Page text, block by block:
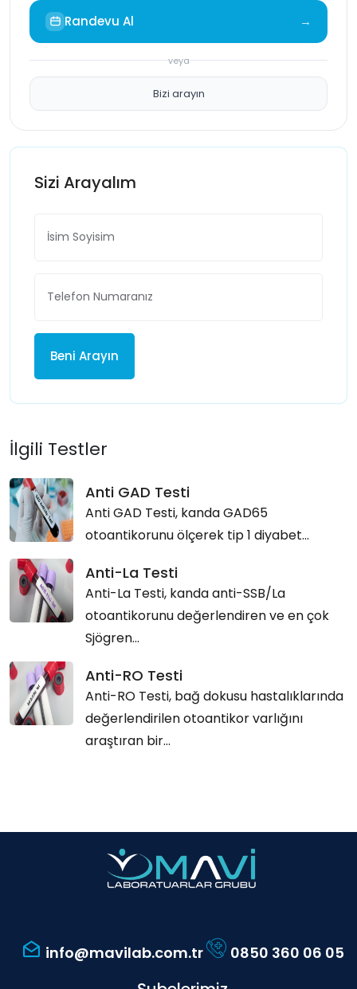
Randevu Al →
veya
Bizi arayın
Sizi Arayalım
Beni Arayın
İlgili Testler
Anti GAD Testi
Anti GAD Testi, kanda GAD65
otoantikorunu ölçerek tip 1 diyabet...
Anti-La Testi
Anti-La Testi, kanda anti-SSB/La
otoantikorunu değerlendiren ve en çok
Sjögren...
Anti-RO Testi
Anti-RO Testi, bağ dokusu hastalıklarında
değerlendirilen otoantikor varlığını
araştıran bir...
info@mavilab.com.tr 0850 360 06 05